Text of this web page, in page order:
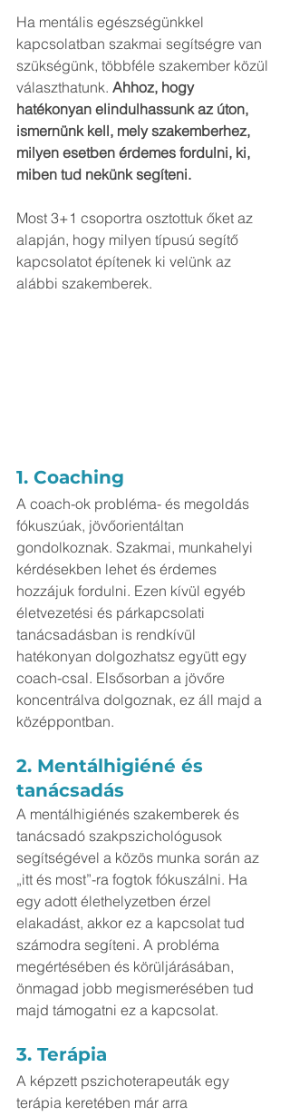
Ha mentális egészségünkkel
kapcsolatban szakmai segítségre van
szükségünk, többféle szakember közül
választhatunk. Ahhoz, hogy
hatékonyan elindulhassunk az úton,
ismernünk kell, mely szakemberhez,
milyen esetben érdemes fordulni, ki,
miben tud nekünk segíteni.
Most 3+1 csoportra osztottuk őket az
alapján, hogy milyen típusú segítő
kapcsolatot építenek ki velünk az
alábbi szakemberek.
1. Coaching
A coach-ok probléma- és megoldás
fókuszúak, jövőorientáltan
gondolkoznak. Szakmai, munkahelyi
kérdésekben lehet és érdemes
hozzájuk fordulni. Ezen kívül egyéb
életvezetési és párkapcsolati
tanácsadásban is rendkívül
hatékonyan dolgozhatsz együtt egy
coach-csal. Elsősorban a jövőre
koncentrálva dolgoznak, ez áll majd a
középpontban.
2. Mentálhigiéné és
tanácsadás
A mentálhigiénés szakemberek és
tanácsadó szakpszichológusok
segítségével a közös munka során az
„itt és most”-ra fogtok fókuszálni. Ha
egy adott élethelyzetben érzel
elakadást, akkor ez a kapcsolat tud
számodra segíteni. A probléma
megértésében és körüljárásában,
önmagad jobb megismerésében tud
majd támogatni ez a kapcsolat.
3. Terápia
A képzett pszichoterapeuták egy
terápia keretében már arra